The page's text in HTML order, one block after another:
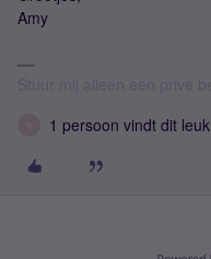
Amy
1 persoon vindt dit leuk